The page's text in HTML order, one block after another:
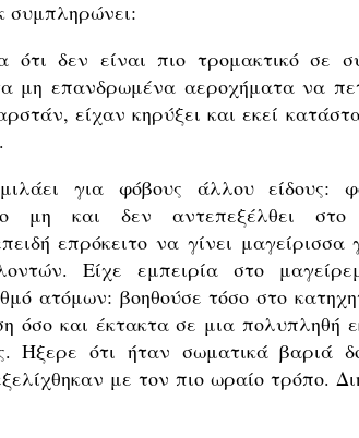
συμπληρώνει:
δεν είναι πιο τρομακτικό σε
μη επανδρωμένα αεροχήματα να
είχαν κηρύξει και εκεί
για φόβους άλλου είδους:
μη και δεν αντεπεξέλθει στο
επρόκειτο να γίνει μαγείρισσα
Είχε εμπειρία στο
ατόμων: βοηθούσε τόσο στο
όσο και έκτακτα σε μια πολυπληθή
Ήξερε ότι ήταν σωματικά βαριά
με τον πιο ωραίο τρόπο.